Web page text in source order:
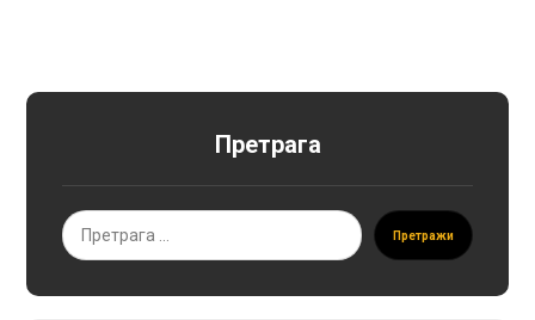
Претрага
Претражи